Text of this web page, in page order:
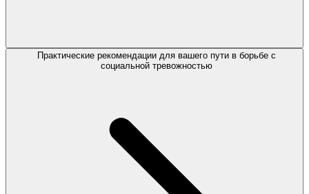
Практические рекомендации для вашего пути в борьбе с
социальной тревожностью